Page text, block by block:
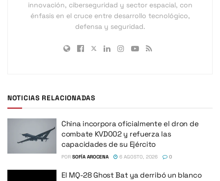
innovación, ciberseguridad y sector espacial, con
énfasis en el cruce entre desarrollo tecnológico,
defensa y seguridad.
NOTICIAS RELACIONADAS
China incorpora oficialmente el dron de
combate KVD002 y refuerza las
capacidades de su Ejército
POR SOFÍA AROCENA 6 AGOSTO, 2026 0
El MQ-28 Ghost Bat ya derribó un blanco